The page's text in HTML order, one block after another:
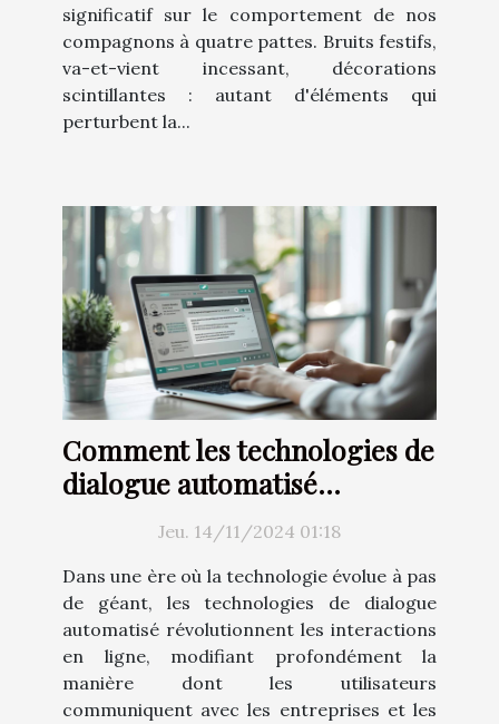
significatif sur le comportement de nos
compagnons à quatre pattes. Bruits festifs,
va-et-vient incessant, décorations
scintillantes : autant d'éléments qui
perturbent la...
Comment les technologies de
dialogue automatisé
transforment-elles
l'interaction en ligne ?
Jeu. 14/11/2024 01:18
Dans une ère où la technologie évolue à pas
de géant, les technologies de dialogue
automatisé révolutionnent les interactions
en ligne, modifiant profondément la
manière dont les utilisateurs
communiquent avec les entreprises et les